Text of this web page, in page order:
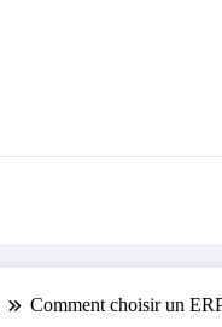
Comment choisir un